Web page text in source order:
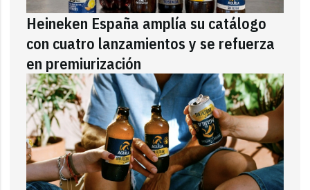
Heineken España amplía su catálogo
con cuatro lanzamientos y se refuerza
en premiurización